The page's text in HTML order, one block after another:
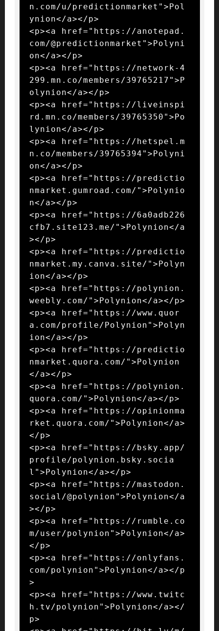
n.com/u/predictionmarket">Pol
ynion</a></p>
<p><a href="https://anotepad.
com/@predictionmarket">Polyni
on</a></p>
<p><a href="https://network-4
299.mn.co/members/39765217">P
olynion</a></p>
<p><a href="https://liveinspi
rd.mn.co/members/39765350">Po
lynion</a></p>
<p><a href="https://hetspel.m
n.co/members/39765394">Polyni
on</a></p>
<p><a href="https://predictio
nmarket.gumroad.com/">Polynio
n</a></p>
<p><a href="https://6a0adb226
cfb7.site123.me/">Polynion</a
></p>
<p><a href="https://predictio
nmarket.my.canva.site/">Polyn
ion</a></p>
<p><a href="https://polynion.
weebly.com/">Polynion</a></p>
<p><a href="https://www.quor
a.com/profile/Polynion">Polyn
ion</a></p>
<p><a href="https://predictio
nmarket.quora.com/">Polynion
</a></p>
<p><a href="https://polynion.
quora.com/">Polynion</a></p>
<p><a href="https://opinionma
rket.quora.com/">Polynion</a>
</p>
<p><a href="https://bsky.app/
profile/polynion.bsky.socia
l">Polynion</a></p>
<p><a href="https://mastodon.
social/@polynion">Polynion</a
></p>
<p><a href="https://rumble.co
m/user/polynion">Polynion</a>
</p>
<p><a href="https://onlyfans.
com/polynion">Polynion</a></p
>
<p><a href="https://www.twitc
h.tv/polynion">Polynion</a></
p>